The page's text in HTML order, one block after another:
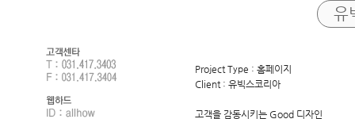
유
Project Type : 홈페이지
Client : 유빅스코리아
고객을 감동시키는 Good 디자인